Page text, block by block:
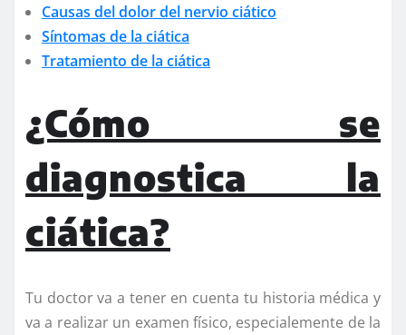
Causas del dolor del nervio ciático
Síntomas de la ciática
Tratamiento de la ciática
¿Cómo se
diagnostica la
ciática?
Tu doctor va a tener en cuenta tu historia médica y
va a realizar un examen físico, especialemente de la